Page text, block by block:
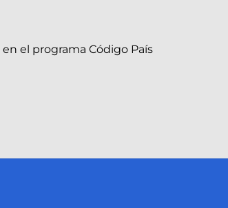
el programa Código País